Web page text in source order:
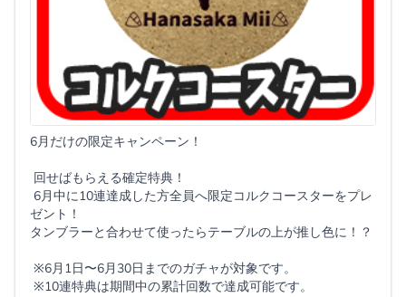
6月だけの限定キャンペーン！
回せばもらえる確定特典！
6月中に10連達成した方全員へ限定コルクコースターをプレ
ゼント！
タンブラーと合わせて使ったらテーブルの上が推し色に！？
※6月1日〜6月30日までのガチャが対象です。
※10連特典は期間中の累計回数で達成可能です。